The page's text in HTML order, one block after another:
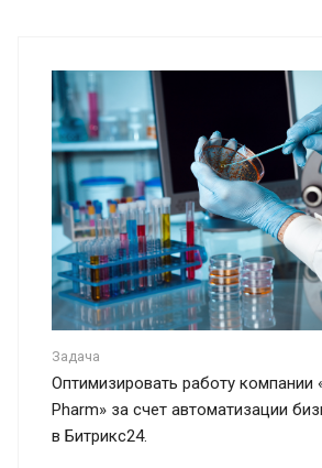
Задача
Оптимизировать работу компании
Pharm» за счет автоматизации
в Битрикс24.